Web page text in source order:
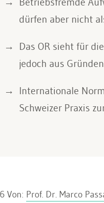
dürfen aber nicht
Das OR sieht für
jedoch aus
Internationale
Schweizer Praxis
Von: Prof. Dr. Marco